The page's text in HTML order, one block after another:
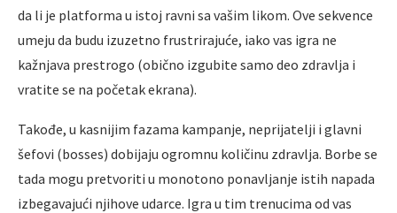
da li je platforma u istoj ravni sa vašim likom. Ove sekvence
umeju da budu izuzetno frustrirajuće, iako vas igra ne
kažnjava prestrogo (obično izgubite samo deo zdravlja i
vratite se na početak ekrana).
Takođe, u kasnijim fazama kampanje, neprijatelji i glavni
šefovi (bosses) dobijaju ogromnu količinu zdravlja. Borbe se
tada mogu pretvoriti u monotono ponavljanje istih napada
izbegavajući njihove udarce. Igra u tim trenucima od vas